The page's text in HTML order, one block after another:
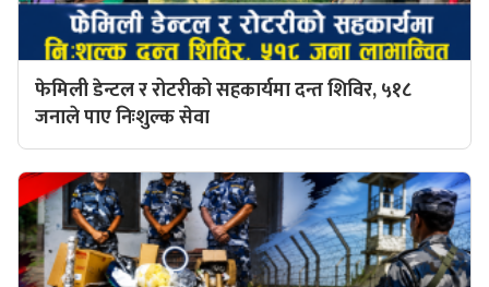
फेमिली डेन्टल र रोटरीको सहकार्यमा दन्त शिविर, ५१८
जनाले पाए निःशुल्क सेवा